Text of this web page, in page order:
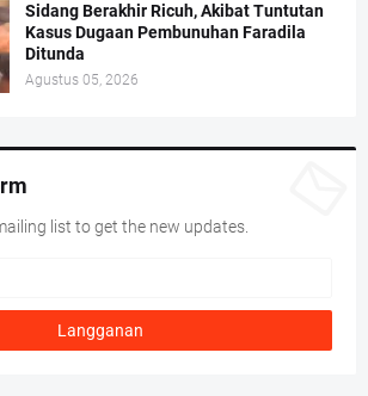
Sidang Berakhir Ricuh, Akibat Tuntutan
Kasus Dugaan Pembunuhan Faradila
Ditunda
Agustus 05, 2026
list to get the new updates.